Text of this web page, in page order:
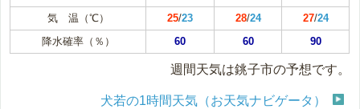
気 温（℃） 25/23 28/24 27/24
降水確率（％）
60 60 90
週間天気は銚子市の予想です。
犬若の1時間天気（お天気ナビゲータ）